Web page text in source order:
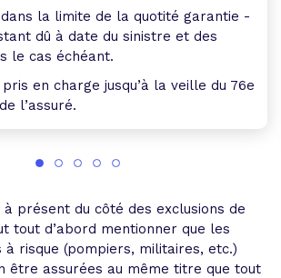
la limite de la quotité garantie -
dû à date du sinistre et des
le cas échéant.
en charge jusqu’à la veille du 76e
l’assuré.
à présent du côté des exclusions de
tout d’abord mentionner que les
à risque (pompiers, militaires, etc.)
être assurées au même titre que tout